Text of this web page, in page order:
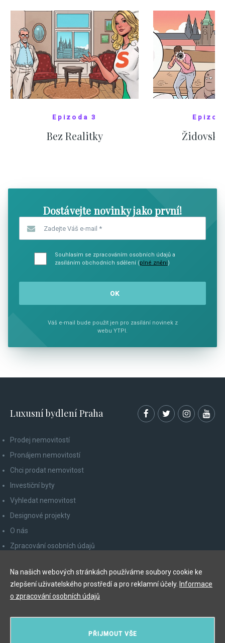
Epizoda 3
Bez Realitky
Dostávejte novinky jako první!
Souhlasím se zpracováním osobních údajů a
zasíláním obchodních sdělení (plné znění)
Váš e-mail bude použit jen pro zasílání novinek z
webu YTPI.
Luxusní bydlení Praha
Prodej nemovitostí
Pronájem nemovitostí
Chci prodat nemovitost
Investiční byty
Vyhledat nemovitost
Designové projekty
O nás
Zpracování osobních údajů
Odhlášení z newsletteru
PŘIJMOUT VŠE
Na našich webových stránkách používáme soubory cookie ke
zlepšení uživatelského prostředí a pro reklamní účely. Informace
o zpracování osobních údajů